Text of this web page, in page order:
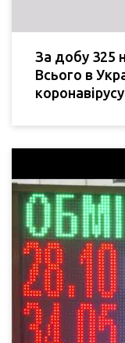
За добу 325
Всього в
коронавірусу